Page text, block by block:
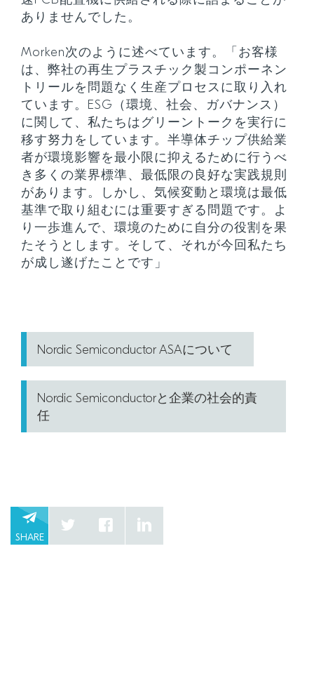
ありませんでした。
Morken次のように述べています。「お客様
は、弊社の再生プラスチック製コンポーネン
トリールを問題なく生産プロセスに取り入れ
ています。ESG（環境、社会、ガバナンス）
に関して、私たちはグリーントークを実行に
移す努力をしています。半導体チップ供給業
者が環境影響を最小限に抑えるために行うべ
き多くの業界標準、最低限の良好な実践規則
があります。しかし、気候変動と環境は最低
基準で取り組むには重要すぎる問題です。よ
り一歩進んで、環境のために自分の役割を果
たそうとします。そして、それが今回私たち
が成し遂げたことです」
Nordic Semiconductor ASAについて
Nordic Semiconductorと企業の社会的責
任
SHARE